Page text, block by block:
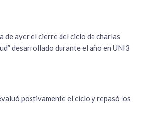
de ayer el cierre del ciclo de charlas
desarrollado durante el año en UNI3
postivamente el ciclo y repasó los